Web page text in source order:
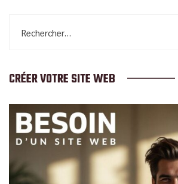
CRÉER VOTRE SITE WEB